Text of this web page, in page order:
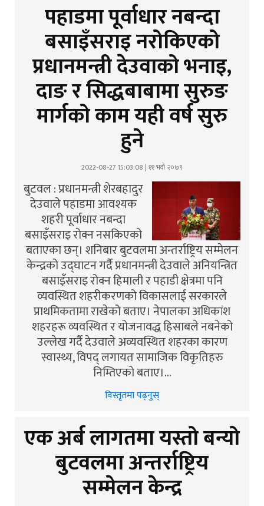
पहाडमा पूर्वाधार नबन्दा
बसाइँसराइ नरोकिएको
प्रधानमन्त्री देउवाको भनाइ,
दाङ र सिद्धबाबामा सुरुङ
मार्गको काम यही वर्ष सुरु
हुने
2022-08-27 15:03:08 | ११ भदौ २०७९
बुटवल : प्रधानमन्त्री शेरबहादुर
देउवाले पहाडमा आवश्यक
शहरी पूर्वाधार नबन्दा
बसाइँसराइ रोक्न नसकिएको
बताएका छन्। शनिबार बुटवलमा अन्तर्राष्ट्रिय सम्मेलन
केन्द्रको उद्घाटन गर्दै प्रधानमन्त्री देउवाले अनियन्त्रित
बसाइँसराइ रोक्न हिमाली र पहाडी क्षेत्रमा पनि
व्यवस्थित शहरीकरणको विकासलाई सरकारले
प्राथमिकतामा राखेको बताए। नेपालका अधिकांश
शहरहरू व्यवस्थित र योजनावद्ध हिसाबले नबनेको
उल्लेख गर्दै देउवाले अव्यवस्थित शहरका कारण
स्वास्थ्य, विपद् लगायत सामाजिक विकृतिहरु
निम्तिएको बताए।…
विस्तृतमा पढ्नुस्
एक अर्ब लागतमा यस्तो बन्यो
बुटवलमा अन्तर्राष्ट्रिय
सम्मेलन केन्द्र